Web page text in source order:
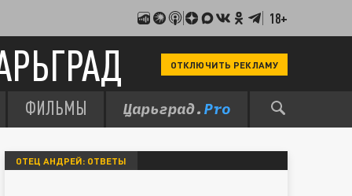
18+
ОТКЛЮЧИТЬ РЕКЛАМУ
ФИЛЬМЫ
ОТЕЦ АНДРЕЙ: ОТВЕТЫ